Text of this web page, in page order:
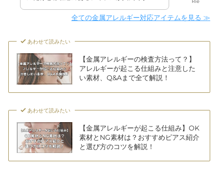
全ての金属アレルギー対応アイテムを見る ≫
あわせて読みたい
【金属アレルギーの検査方法って？】
アレルギーが起こる仕組みと注意した
い素材、Q&Aまで全て解説！
あわせて読みたい
【金属アレルギーが起こる仕組み】OK
素材とNG素材は？おすすめピアス紹介
と選び方のコツを解説！